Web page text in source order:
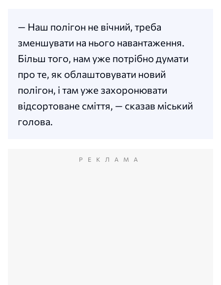
— Наш полігон не вічний, треба
зменшувати на нього навантаження.
Більш того, нам уже потрібно думати
про те, як облаштовувати новий
полігон, і там уже захоронювати
відсортоване сміття, — сказав міський
голова.
РЕКЛАМА